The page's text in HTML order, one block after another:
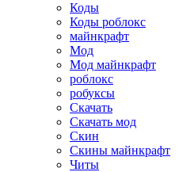
Коды
Коды роблокс
майнкрафт
Мод
Мод майнкрафт
роблокс
робуксы
Скачать
Скачать мод
Скин
Скины майнкрафт
Читы